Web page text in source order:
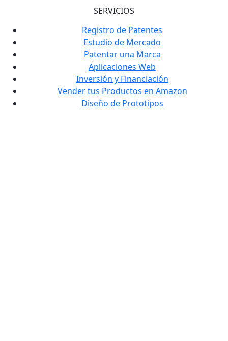
SERVICIOS
Registro de Patentes
Estudio de Mercado
Patentar una Marca
Aplicaciones Web
Inversión y Financiación
Vender tus Productos en Amazon
Diseño de Prototipos